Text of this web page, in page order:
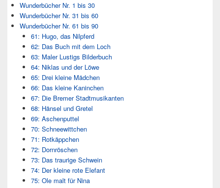
Wunderbücher Nr. 1 bis 30
Wunderbücher Nr. 31 bis 60
Wunderbücher Nr. 61 bis 90
61: Hugo, das Nilpferd
62: Das Buch mit dem Loch
63: Maler Lustigs Bilderbuch
64: Niklas und der Löwe
65: Drei kleine Mädchen
66: Das kleine Kaninchen
67: Die Bremer Stadtmusikanten
68: Hänsel und Gretel
69: Aschenputtel
70: Schneewittchen
71: Rotkäppchen
72: Dornröschen
73: Das traurige Schwein
74: Der kleine rote Elefant
75: Ole malt für Nina